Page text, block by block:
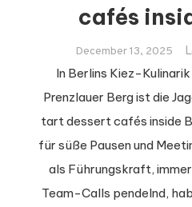
cafés
December 13, 2025
In Berlins Kiez-
Prenzlauer Berg ist die
tart dessert cafés inside
für süße Pausen und
als Führungskraft,
Team-Calls pendelnd,